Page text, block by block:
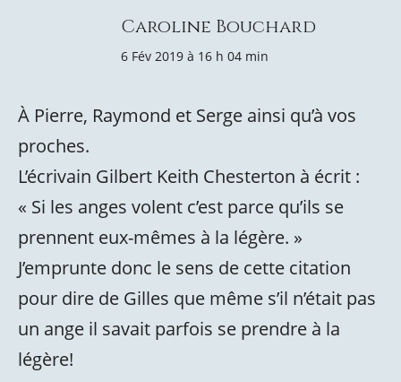
Caroline Bouchard
6 Fév 2019 à 16 h 04 min
À Pierre, Raymond et Serge ainsi qu’à vos
proches.
L’écrivain Gilbert Keith Chesterton à écrit :
« Si les anges volent c’est parce qu’ils se
prennent eux-mêmes à la légère. »
J’emprunte donc le sens de cette citation
pour dire de Gilles que même s’il n’était pas
un ange il savait parfois se prendre à la
légère!